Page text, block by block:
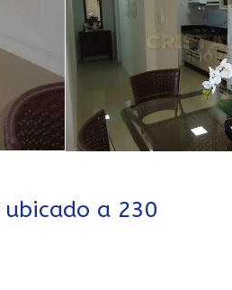
a 230